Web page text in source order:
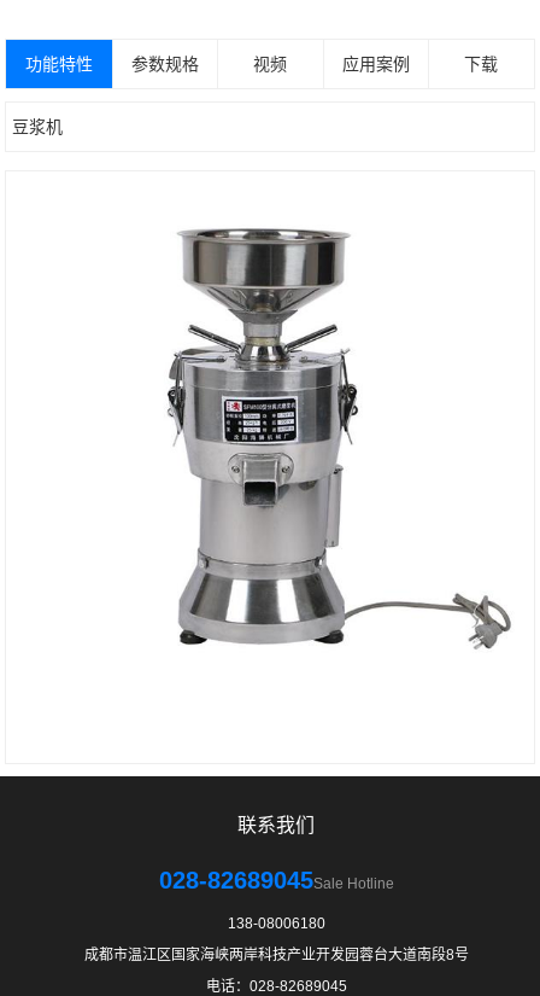
功能特性 参数规格 视频 应用案例 下载
豆浆机
联系我们
028-82689045Sale Hotline
138-08006180
成都市温江区国家海峡两岸科技产业开发园蓉台大道南段8号
电话：028-82689045